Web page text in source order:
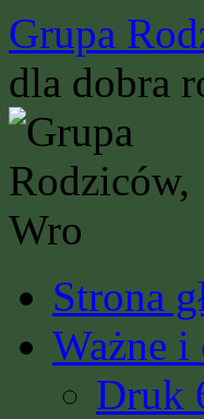
Przejdź
do
treści
Grupa
dla dobra
Strona
Ważne i
Druk